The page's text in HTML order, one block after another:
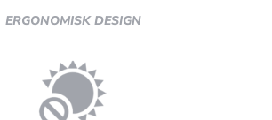
ERGONOMISK DESIGN